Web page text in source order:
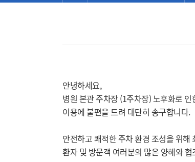
안녕하세요,
병원 본관 주차장 (1주차장) 노후화로
이용에 불편을 드려 대단히 송구합니다.
안전하고 쾌적한 주차 환경 조성을 위
환자 및 방문객 여러분의 많은 양해와